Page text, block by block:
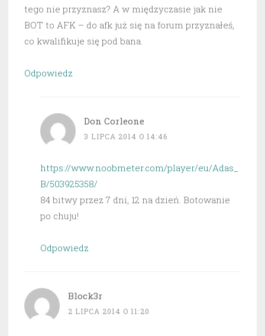
tego nie przyznasz? A w międzyczasie jak nie
BOT to AFK – do afk już się na forum przyznałeś,
co kwalifikuje się pod bana.
Odpowiedz
Don Corleone
3 LIPCA 2014 O 14:46
https://www.noobmeter.com/player/eu/Adas_
B/503925358/
84 bitwy przez 7 dni, 12 na dzień. Botowanie
po chuju!
Odpowiedz
Block3r
2 LIPCA 2014 O 11:20